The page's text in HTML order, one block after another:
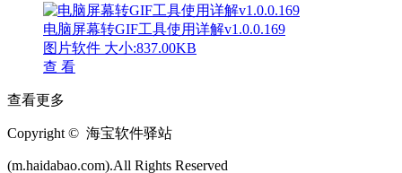
电脑屏幕转GIF工具使用详解v1.0.0.169
图片软件 大小:837.00KB
查 看
查看更多
Copyright © 海宝软件驿站
(m.haidabao.com).All Rights Reserved